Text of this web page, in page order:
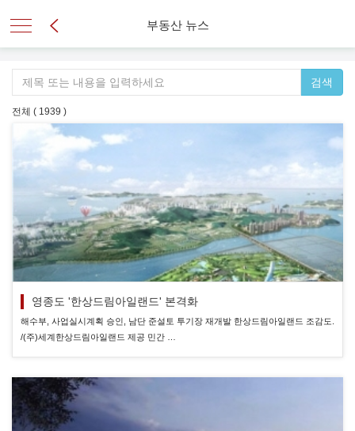
부동산 뉴스
검색
전체 ( 1939 )
영종도 '한상드림아일랜드' 본격화
해수부, 사업실시계획 승인, 남단 준설토 투기장 재개발 한상드림아일랜드 조감도.
/(주)세계한상드림아일랜드 제공 민간 …